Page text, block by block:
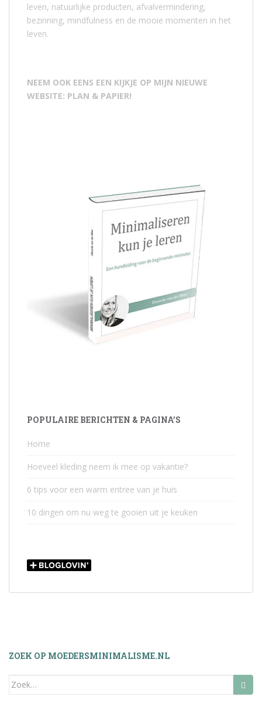
leven, natuurlijke producten, afvalvermindering,
bezinning, mindfulness en de mooie momenten in het
leven.
NEEM OOK EENS EEN KIJKJE OP MIJN NIEUWE
WEBSITE: PLAN & PAPIER!
POPULAIRE BERICHTEN & PAGINA’S
Home
Hoeveel kleding neem ik mee op vakantie?
6 tips voor een warm entree van je huis
10 dingen om nu weg te gooien uit je keuken
ZOEK OP MOEDERSMINIMALISME.NL
Zoek